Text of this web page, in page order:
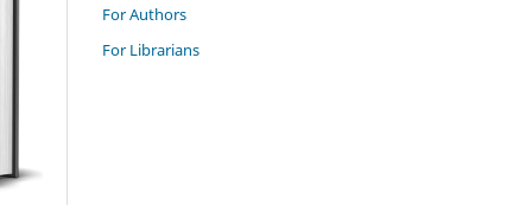
For Authors
For Librarians